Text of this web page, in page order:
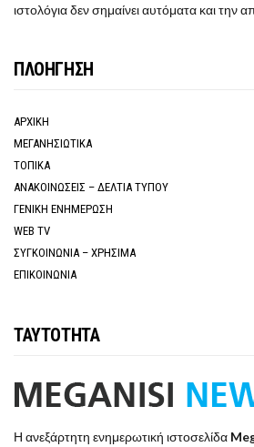
ιστολόγια δεν σημαίνει αυτόματα και την
ΠΛΟΗΓΗΣΗ
ΑΡΧΙΚΗ
ΜΕΓΑΝΗΣΙΩΤΙΚΑ
ΤΟΠΙΚΑ
ΑΝΑΚΟΙΝΩΣΕΙΣ – ΔΕΛΤΙΑ ΤΥΠΟΥ
ΓΕΝΙΚΗ ΕΝΗΜΕΡΩΣΗ
WEB TV
ΣΥΓΚΟΙΝΩΝΙΑ – ΧΡΗΣΙΜΑ
ΕΠΙΚΟΙΝΩΝΙΑ
ΤΑΥΤΟΤΗΤΑ
Η ανεξάρτητη ενημερωτική ιστοσελίδα